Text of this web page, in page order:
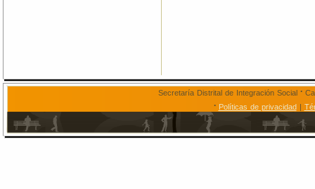
Secretaría Distrital de Integración Social .
. Políticas de privacidad|